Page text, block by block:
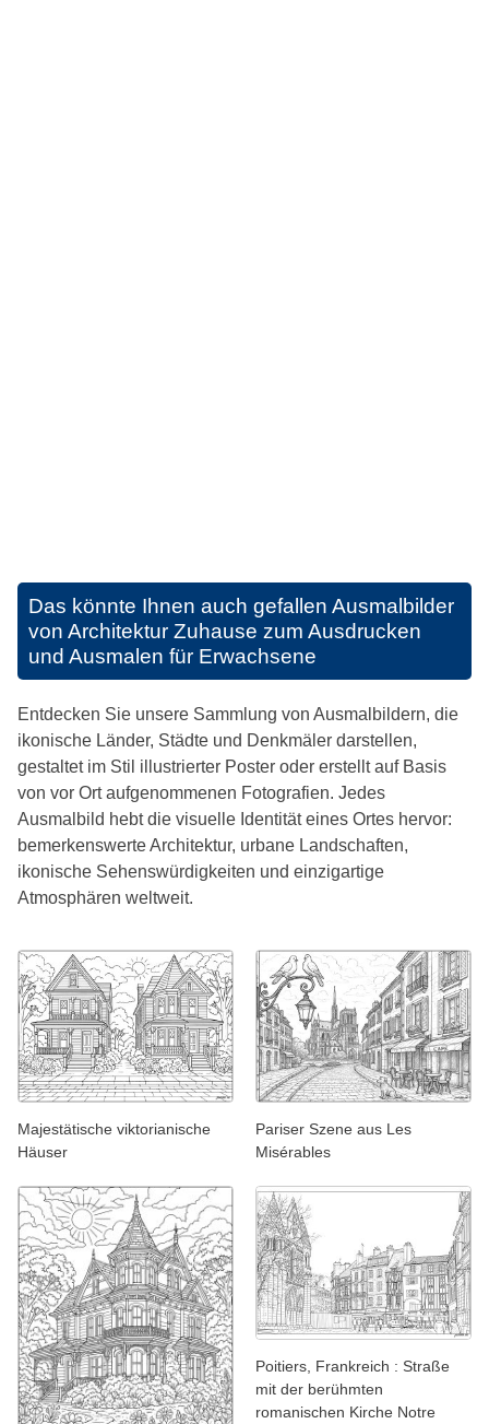
Das könnte Ihnen auch gefallen Ausmalbilder
von Architektur Zuhause zum Ausdrucken
und Ausmalen für Erwachsene
Entdecken Sie unsere Sammlung von Ausmalbildern, die
ikonische Länder, Städte und Denkmäler darstellen,
gestaltet im Stil illustrierter Poster oder erstellt auf Basis
von vor Ort aufgenommenen Fotografien. Jedes
Ausmalbild hebt die visuelle Identität eines Ortes hervor:
bemerkenswerte Architektur, urbane Landschaften,
ikonische Sehenswürdigkeiten und einzigartige
Atmosphären weltweit.
Majestätische viktorianische
Häuser
Pariser Szene aus Les
Misérables
Poitiers, Frankreich : Straße
mit der berühmten
romanischen Kirche Notre